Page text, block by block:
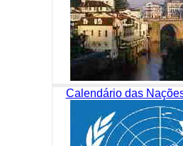
Calendário das